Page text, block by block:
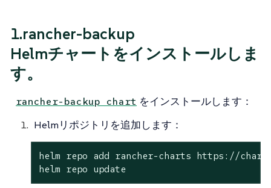
1.rancher-backup
Helmチャートをインストールしま
す。
rancher-backup chart をインストールします：
Helmリポジトリを追加します：
helm repo add rancher-charts https://
helm repo update